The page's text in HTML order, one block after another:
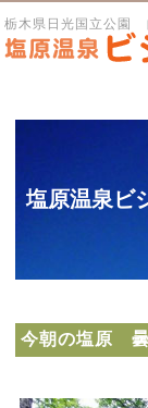
栃木県日光国立公園
塩原温泉ビ
今朝の塩原